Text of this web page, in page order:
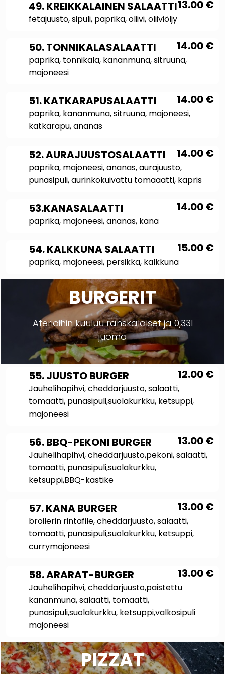
13.00€
49. KREIKKALAINEN SALAATTI
fetajuusto, sipuli, paprika, oliivi, oliiviöljy
14.00€
50. TONNIKALASALAATTI
paprika, tonnikala, kananmuna, sitruuna,
majoneesi
14.00€
51. KATKARAPUSALAATTI
paprika, kananmuna, sitruuna, majoneesi,
katkarapu, ananas
14.00€
52. AURAJUUSTOSALAATTI
paprika, majoneesi, ananas, aurajuusto,
punasipuli, aurinkokuivattu tomaaatti, kapris
14.00€
53.KANASALAATTI
paprika, majoneesi, ananas, kana
15.00€
54. KALKKUNA SALAATTI
paprika, majoneesi, persikka, kalkkuna
BURGERIT
Aterioihin kuuluu ranskalaiset ja 0,33l
juoma
12.00€
55. JUUSTO BURGER
Jauhelihapihvi, cheddarjuusto, salaatti,
tomaatti, punasipuli,suolakurkku, ketsuppi,
majoneesi
13.00€
56. BBQ-PEKONI BURGER
Jauhelihapihvi, cheddarjuusto,pekoni, salaatti,
tomaatti, punasipuli,suolakurkku,
ketsuppi,BBQ-kastike
13.00€
57. KANA BURGER
broilerin rintafile, cheddarjuusto, salaatti,
tomaatti, punasipuli,suolakurkku, ketsuppi,
currymajoneesi
13.00€
58. ARARAT-BURGER
Jauhelihapihvi, cheddarjuusto,paistettu
kananmuna, salaatti, tomaatti,
punasipuli,suolakurkku, ketsuppi,valkosipuli
majoneesi
PIZZAT